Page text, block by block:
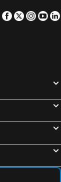
Facebook
Twitter